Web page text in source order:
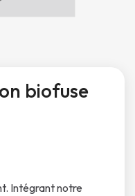
biofuse
Intégrant notre